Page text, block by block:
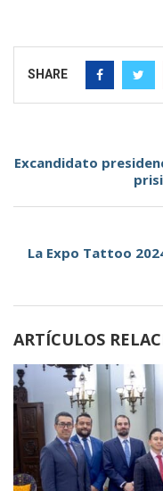
SHARE
Excandidato
La Expo Tattoo
ARTÍCULOS